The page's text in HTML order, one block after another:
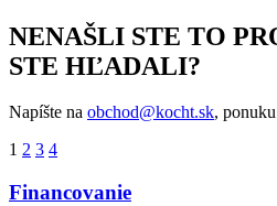
NENAŠLI STE TO
STE HĽADALI?
Napíšte na obchod@kocht.sk,
Stránkovanie
príspevkov
1 2 3 4
Financovanie